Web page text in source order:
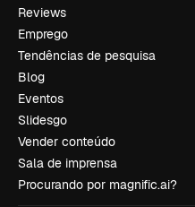
Reviews
Emprego
Tendências de pesquisa
Blog
Eventos
Slidesgo
Vender conteúdo
Sala de imprensa
Procurando por magnific.ai?